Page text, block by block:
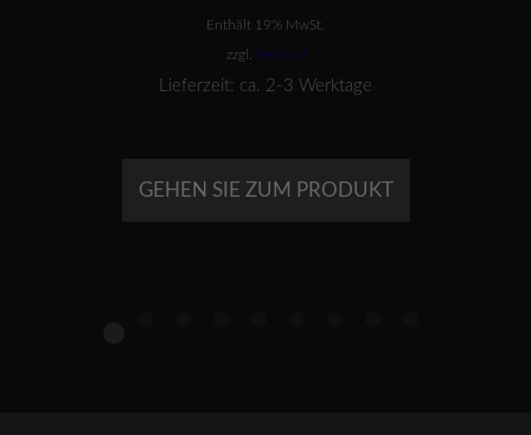
war:
€199,00
Enthält 19% MwSt.
zzgl. Versand
Lieferzeit: ca. 2-3 Werktage
GEHEN SIE ZUM PRODUKT